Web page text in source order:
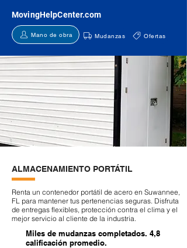
MovingHelpCenter.com
Mano de obra Mudanzas Ofertas
ALMACENAMIENTO PORTÁTIL
Renta un contenedor portátil de acero en Suwannee,
FL para mantener tus pertenencias seguras. Disfruta
de entregas flexibles, protección contra el clima y el
mejor servicio al cliente de la industria.
Miles de mudanzas completados. 4,8
calificación promedio.